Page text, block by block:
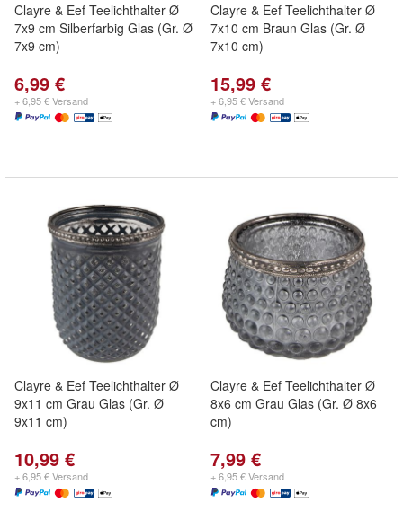
Clayre & Eef Teelichthalter Ø
7x9 cm Silberfarbig Glas (Gr. Ø
7x9 cm)
6,99 €
+ 6,95 € Versand
Clayre & Eef Teelichthalter Ø
7x10 cm Braun Glas (Gr. Ø
7x10 cm)
15,99 €
+ 6,95 € Versand
Clayre & Eef Teelichthalter Ø
9x11 cm Grau Glas (Gr. Ø
9x11 cm)
10,99 €
+ 6,95 € Versand
Clayre & Eef Teelichthalter Ø
8x6 cm Grau Glas (Gr. Ø 8x6
cm)
7,99 €
+ 6,95 € Versand